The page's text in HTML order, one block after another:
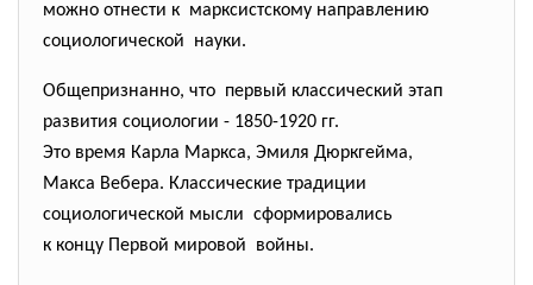
можно отнести к марксистскому направлению
социологической науки.
Общепризнанно, что первый классический этап
развития социологии - 1850-1920 гг.
Это время Карла Маркса, Эмиля Дюркгейма,
Макса Вебера. Классические традиции
социологической мысли сформировались
к концу Первой мировой войны.